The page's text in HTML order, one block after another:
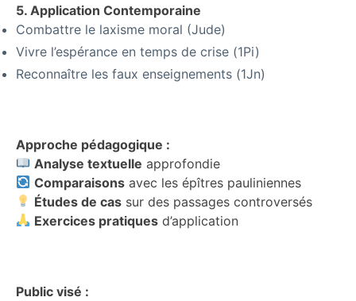
5. Application Contemporaine
Combattre le laxisme moral (Jude)
Vivre l’espérance en temps de crise (1Pi)
Reconnaître les faux enseignements (1Jn)
Approche pédagogique :
Analyse textuelle approfondie
Comparaisons avec les épîtres pauliniennes
Études de cas sur des passages controversés
Exercices pratiques d’application
Public visé :